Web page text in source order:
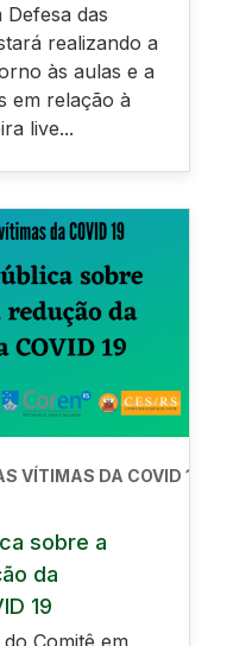
Defesa das
realizando a
às aulas e a
em relação à
live...
VÍTIMAS DA COVID 19
sobre a
da
19
Comitê em